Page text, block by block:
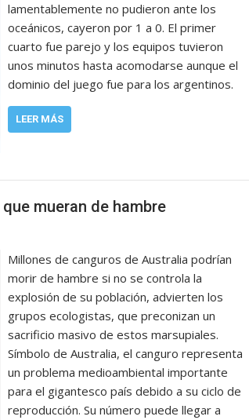
lamentablemente no pudieron ante los
oceánicos, cayeron por 1 a 0. El primer
cuarto fue parejo y los equipos tuvieron
unos minutos hasta acomodarse aunque el
dominio del juego fue para los argentinos.
LEER MÁS
mueran de hambre
Millones de canguros de Australia podrían
morir de hambre si no se controla la
explosión de su población, advierten los
grupos ecologistas, que preconizan un
sacrificio masivo de estos marsupiales.
Símbolo de Australia, el canguro representa
un problema medioambiental importante
para el gigantesco país debido a su ciclo de
reproducción. Su número puede llegar a